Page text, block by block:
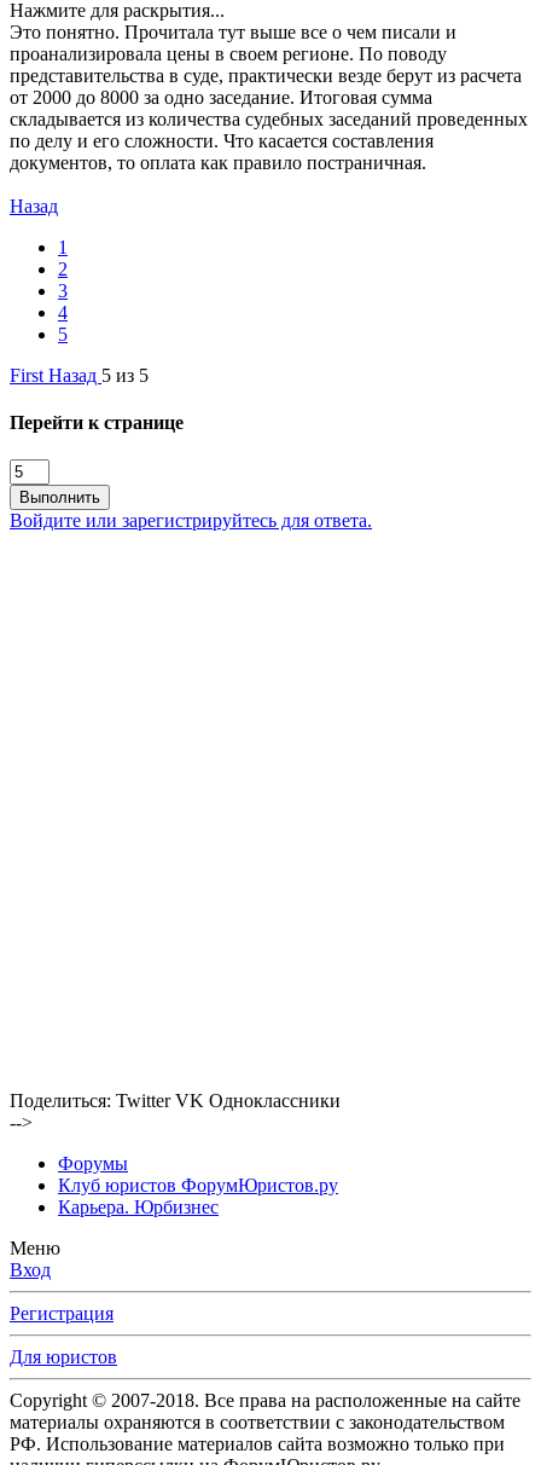
Нажмите для раскрытия...
Это понятно. Прочитала тут выше все о чем писали и
проанализировала цены в своем регионе. По поводу
представительства в суде, практически везде берут из расчета
от 2000 до 8000 за одно заседание. Итоговая сумма
складывается из количества судебных заседаний проведенных
по делу и его сложности. Что касается составления
документов, то оплата как правило постраничная.
Назад
1
2
3
4
5
First Назад 5 из 5
Перейти к странице
Выполнить
Войдите или зарегистрируйтесь для ответа.
Поделиться: Twitter VK Одноклассники
-->
Форумы
Клуб юристов ФорумЮристов.ру
Карьера. Юрбизнес
Меню
Вход
Регистрация
Для юристов
Copyright © 2007-2018. Все права на расположенные на сайте
материалы охраняются в соответствии с законодательством
РФ. Использование материалов сайта возможно только при